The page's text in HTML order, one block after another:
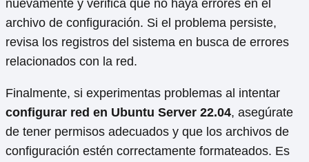
nuevamente y verifica que no haya errores en el
archivo de configuración. Si el problema persiste,
revisa los registros del sistema en busca de errores
relacionados con la red.
Finalmente, si experimentas problemas al intentar
configurar red en Ubuntu Server 22.04, asegúrate
de tener permisos adecuados y que los archivos de
configuración estén correctamente formateados. Es